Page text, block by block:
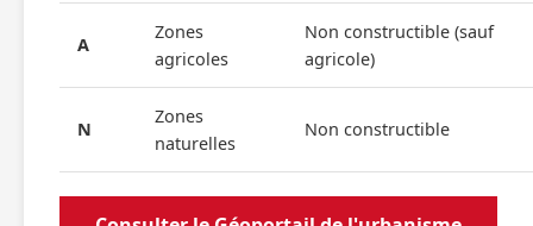
A
Zones
agricoles
Non constructible (sauf
agricole)
N
Zones
naturelles
Non constructible